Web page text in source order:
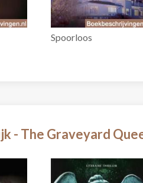
Spoorloos
- The Graveyard